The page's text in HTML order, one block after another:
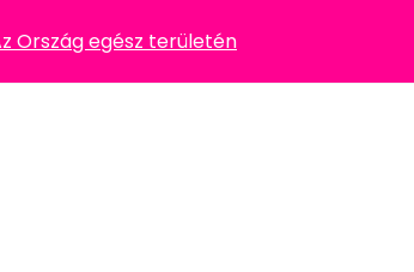
Ország egész területén